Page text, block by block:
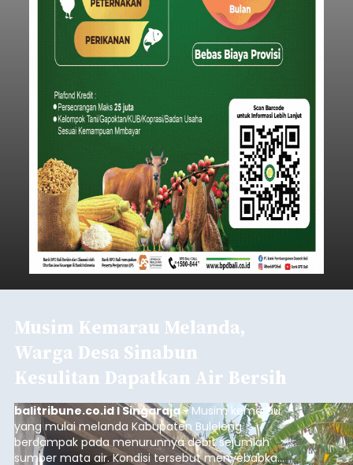
Musim Kemarau Melanda,
Warga Desa Sinabun
Kesulitan Dapatkan Air Bersih
balitribune.co.id I Singaraja -Musim kemarau
yang mulai melanda Kabupaten Buleleng
berdampak pada menurunnya debit sejumlah
sumber mata air. Kondisi tersebut menyebabkan